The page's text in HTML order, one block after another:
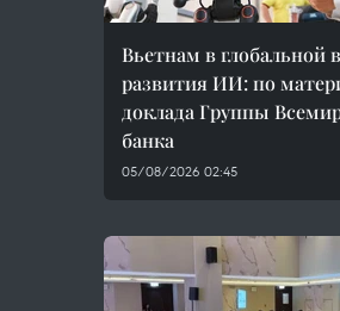
Вьетнам в глобальной
развития ИИ: по
доклада Группы
банка
05/08/2026 02:45